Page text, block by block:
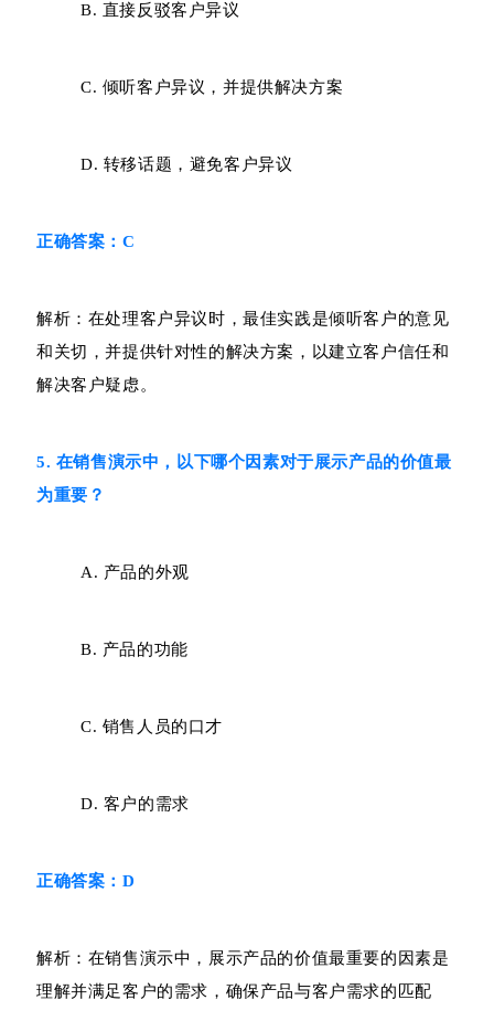
B. 直接反驳客户异议
C. 倾听客户异议，并提供解决方案
D. 转移话题，避免客户异议
正确答案：C
解析：在处理客户异议时，最佳实践是倾听客户的意见
和关切，并提供针对性的解决方案，以建立客户信任和
解决客户疑虑。
5. 在销售演示中，以下哪个因素对于展示产品的价值最
为重要？
A. 产品的外观
B. 产品的功能
C. 销售人员的口才
D. 客户的需求
正确答案：D
解析：在销售演示中，展示产品的价值最重要的因素是
理解并满足客户的需求，确保产品与客户需求的匹配